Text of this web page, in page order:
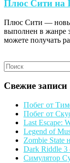
Плюс Сити на
Плюс Сити —
выполнен в жанре
можете получать
Search
for:
Свежие записи
Побег от
Побег от
Last Escape:
Legend of
Zombie State
Dark Riddle
Симулятор